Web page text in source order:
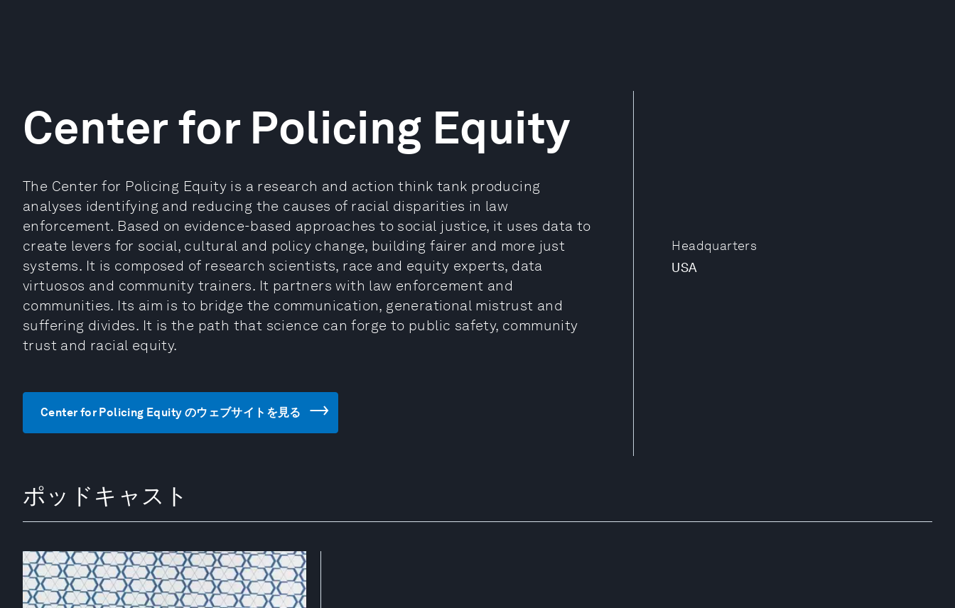
Headquarters
USA
Center for Policing Equity
The Center for Policing Equity is a research and action think tank producing
analyses identifying and reducing the causes of racial disparities in law
enforcement. Based on evidence-based approaches to social justice, it uses data to
create levers for social, cultural and policy change, building fairer and more just
systems. It is composed of research scientists, race and equity experts, data
virtuosos and community trainers. It partners with law enforcement and
communities. Its aim is to bridge the communication, generational mistrust and
suffering divides. It is the path that science can forge to public safety, community
trust and racial equity.
Center for Policing Equity のウェブサイトを見る
ポッドキャスト